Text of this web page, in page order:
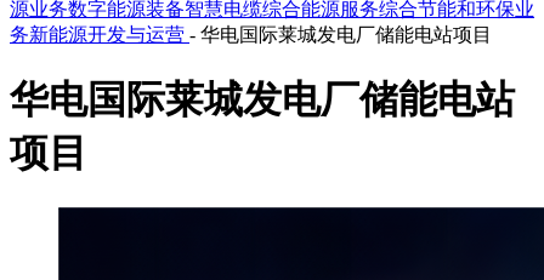
源业务数字能源装备智慧电缆综合能源服务综合节能和环保业
务新能源开发与运营 - 华电国际莱城发电厂储能电站项目
华电国际莱城发电厂储能电站
项目